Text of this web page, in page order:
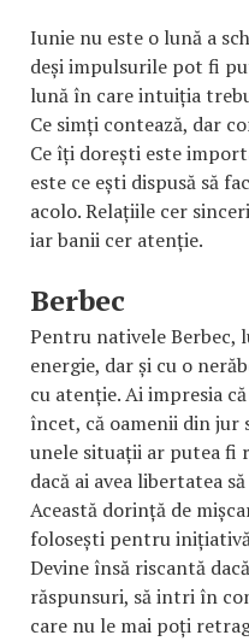
Iunie nu este o lună a
deși impulsurile pot fi
lună în care intuiția
Ce simți contează, dar
Ce îți dorești este
este ce ești dispusă să
acolo. Relațiile cer
iar banii cer atenție.
Berbec
Pentru nativele Berbec,
energie, dar și cu o
cu atenție. Ai impresia
încet, că oamenii din jur
unele situații ar putea fi
dacă ai avea libertatea
Această dorință de
folosești pentru
Devine însă riscantă
răspunsuri, să intri în
care nu le mai poți